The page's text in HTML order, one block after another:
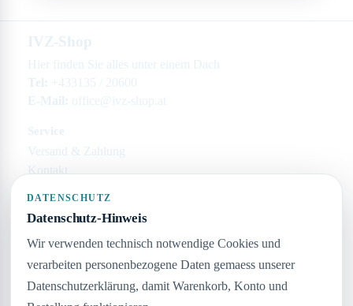
Versand & Zahlung
Kontakt
Rechtliches
Impressum
Datenschutz
Widerruf
DATENSCHUTZ
Datenschutz-Hinweis
Wir verwenden technisch notwendige Cookies und
verarbeiten personenbezogene Daten gemaess unserer
Datenschutzerklärung, damit Warenkorb, Konto und